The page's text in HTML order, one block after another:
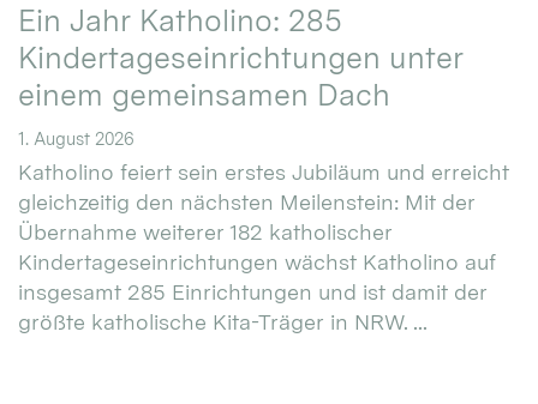
Ein Jahr Katholino: 285
Kindertageseinrichtungen unter
einem gemeinsamen Dach
1. August 2026
Katholino feiert sein erstes Jubiläum und erreicht
gleichzeitig den nächsten Meilenstein: Mit der
Übernahme weiterer 182 katholischer
Kindertageseinrichtungen wächst Katholino auf
insgesamt 285 Einrichtungen und ist damit der
größte katholische Kita-Träger in NRW. ...